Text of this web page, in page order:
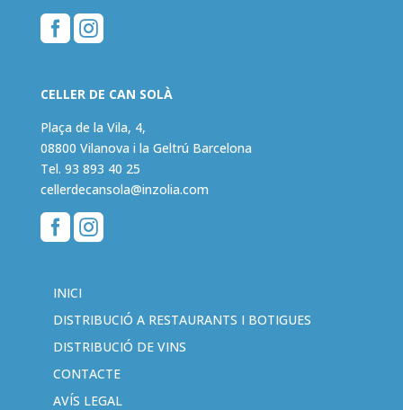

CELLER DE CAN SOLÀ
Plaça de la Vila, 4,
08800 Vilanova i la Geltrú Barcelona
Tel. 93 893 40 25
cellerdecansola@inzolia.com

INICI
DISTRIBUCIÓ A RESTAURANTS I BOTIGUES
DISTRIBUCIÓ DE VINS
CONTACTE
AVÍS LEGAL